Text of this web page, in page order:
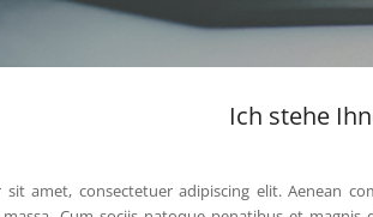
Ich stehe
amet, consectetuer adipiscing elit. Aenean